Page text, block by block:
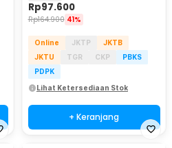
Rp97.600
Rp164.900 41%
Online JKTP
JKTB
JKTU
TGR CKP
PBKS
PDPK
Lihat Ketersediaan Stok
+ Keranjang